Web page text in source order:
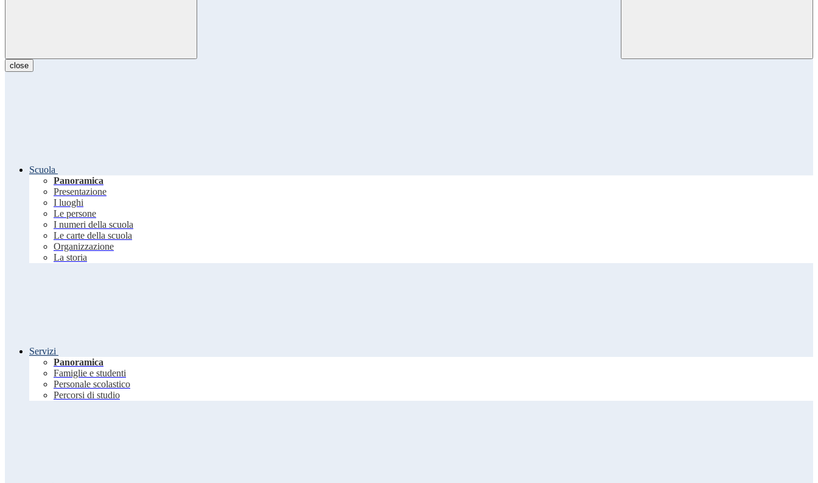
close
Scuola
Panoramica
Presentazione
I luoghi
Le persone
I numeri della scuola
Le carte della scuola
Organizzazione
La storia
Servizi
Panoramica
Famiglie e studenti
Personale scolastico
Percorsi di studio